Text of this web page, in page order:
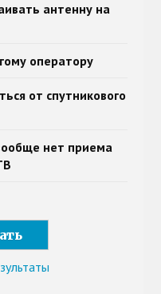
антенну на
оператору
от спутникового
нет приема